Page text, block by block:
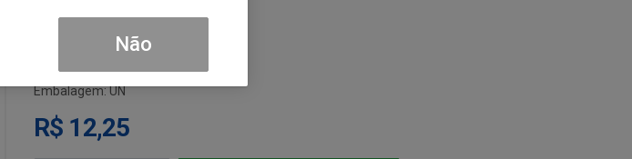
Código: 375
Embalagem: UN
R$ 12,25
Não